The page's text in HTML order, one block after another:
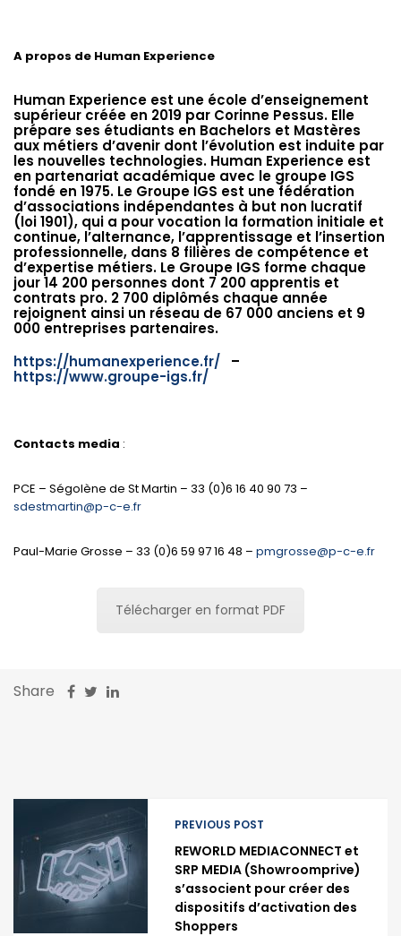
A propos de Human Experience
Human Experience est une école d’enseignement
supérieur créée en 2019 par Corinne Pessus. Elle
prépare ses étudiants en Bachelors et Mastères
aux métiers d’avenir dont l’évolution est induite par
les nouvelles technologies. Human Experience est
en partenariat académique avec le groupe IGS
fondé en 1975. Le Groupe IGS est une fédération
d’associations indépendantes à but non lucratif
(loi 1901), qui a pour vocation la formation initiale et
continue, l’alternance, l’apprentissage et l’insertion
professionnelle, dans 8 filières de compétence et
d’expertise métiers. Le Groupe IGS forme chaque
jour 14 200 personnes dont 7 200 apprentis et
contrats pro. 2 700 diplômés chaque année
rejoignent ainsi un réseau de 67 000 anciens et 9
000 entreprises partenaires.
https://humanexperience.fr/ –
https://www.groupe-igs.fr/
Contacts media :
PCE – Ségolène de St Martin – 33 (0)6 16 40 90 73 –
sdestmartin@p-c-e.fr
Paul-Marie Grosse – 33 (0)6 59 97 16 48 – pmgrosse@p-c-e.fr
Télécharger en format PDF
Share
PREVIOUS POST
REWORLD MEDIACONNECT et
SRP MEDIA (Showroomprive)
s’associent pour créer des
dispositifs d’activation des
Shoppers